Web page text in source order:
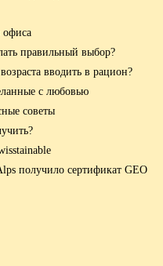
офиса
правильный выбор?
вводить в рацион?
с любовью
советы
получило сертификат GEO